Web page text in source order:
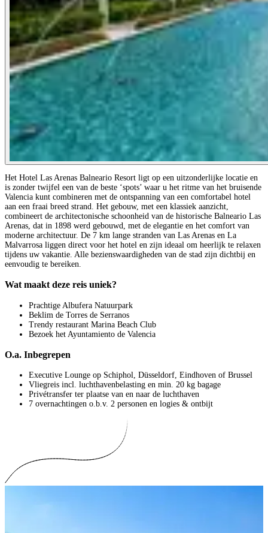
Het Hotel Las Arenas Balneario Resort ligt op een uitzonderlijke locatie en
is zonder twijfel een van de beste ‘spots’ waar u het ritme van het bruisende
Valencia kunt combineren met de ontspanning van een comfortabel hotel
aan een fraai breed strand. Het gebouw, met een klassiek aanzicht,
combineert de architectonische schoonheid van de historische Balneario Las
Arenas, dat in 1898 werd gebouwd, met de elegantie en het comfort van
moderne architectuur. De 7 km lange stranden van Las Arenas en La
Malvarrosa liggen direct voor het hotel en zijn ideaal om heerlijk te relaxen
tijdens uw vakantie. Alle bezienswaardigheden van de stad zijn dichtbij en
eenvoudig te bereiken.
Wat maakt deze reis uniek?
Prachtige Albufera Natuurpark
Beklim de Torres de Serranos
Trendy restaurant Marina Beach Club
Bezoek het Ayuntamiento de Valencia
O.a. Inbegrepen
Executive Lounge op Schiphol, Düsseldorf, Eindhoven of Brussel
Vliegreis incl. luchthavenbelasting en min. 20 kg bagage
Privétransfer ter plaatse van en naar de luchthaven
7 overnachtingen o.b.v. 2 personen en logies & ontbijt